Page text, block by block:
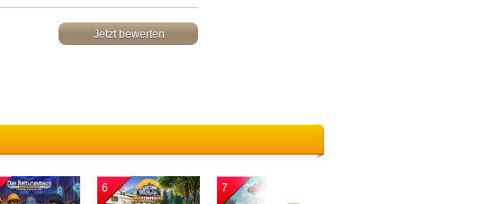
Jetzt bewerten
6 7